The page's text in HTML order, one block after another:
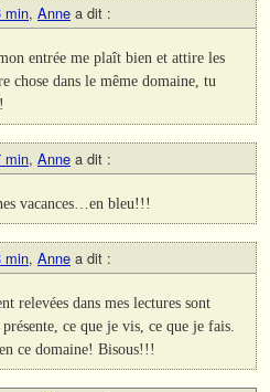
min, Anne a dit :
entrée me plaît bien et attire les
chose dans le même domaine, tu
min, Anne a dit :
vacances…en bleu!!!
min, Anne a dit :
relevées dans mes lectures sont
ce que je vis, ce que je fais.
ce domaine! Bisous!!!